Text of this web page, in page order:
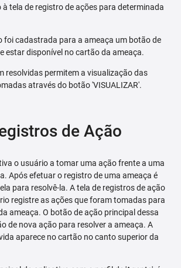
à tela de registro de ações para determinada
foi cadastrada para a ameaça um botão de
estar disponível no cartão da ameaça.
resolvidas permitem a visualização das
através do botão 'VISUALIZAR'.
de Ação
o usuário a tomar uma ação frente a uma
Após efetuar o registro de uma ameaça é
para resolvê-la. A tela de registros de ação
registre as ações que foram tomadas para
ameaça. O botão de ação principal dessa
de nova ação para resolver a ameaça. A
aparece no cartão no canto superior da